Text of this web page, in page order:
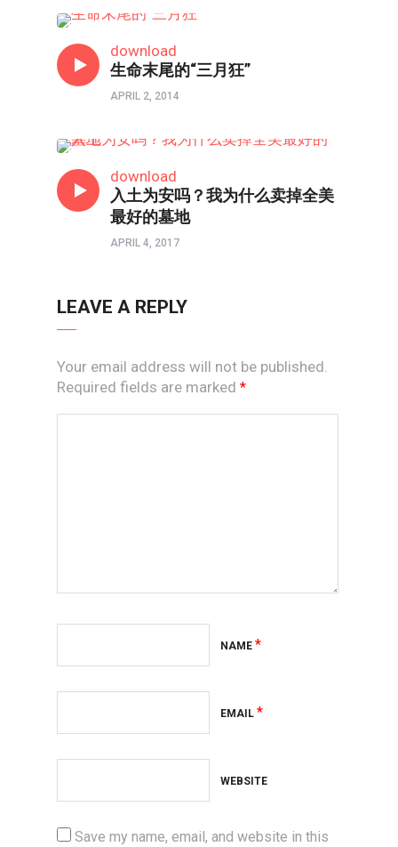
download
生命末尾的“三月狂”
APRIL 2, 2014
download
入土为安吗？我为什么卖掉全美
最好的墓地
APRIL 4, 2017
LEAVE A REPLY
Your email address will not be published.
Required fields are marked *
NAME *
EMAIL *
WEBSITE
Save my name, email, and website in this